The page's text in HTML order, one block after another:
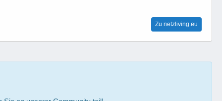
Zu netzliving.eu